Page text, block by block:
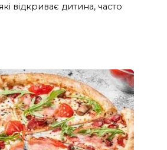
відкриває дитина, часто